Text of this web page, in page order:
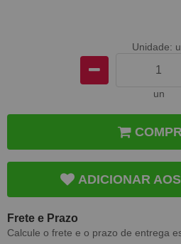
Unidade:
un
ADICIONAR
Frete e Prazo
Calcule o frete e o prazo de entrega